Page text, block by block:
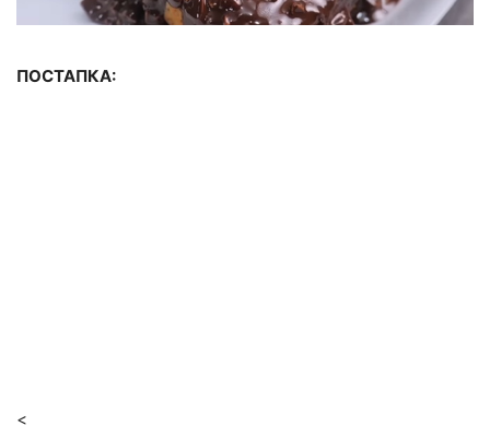
ПОСТАПКА:
<